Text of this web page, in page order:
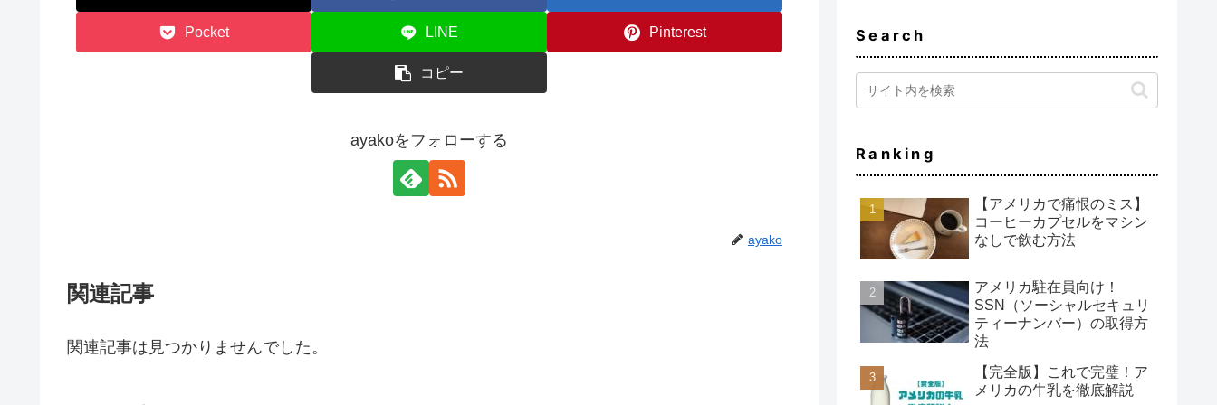
Pocket LINE Pinterest
コピー
ayakoをフォローする
ayako
関連記事
関連記事は見つかりませんでした。
Search
Ranking
【アメリカで痛恨のミス】
コーヒーカプセルをマシン
なしで飲む方法
アメリカ駐在員向け！
SSN（ソーシャルセキュリ
ティーナンバー）の取得方
法
【完全版】これで完璧！ア
メリカの牛乳を徹底解説